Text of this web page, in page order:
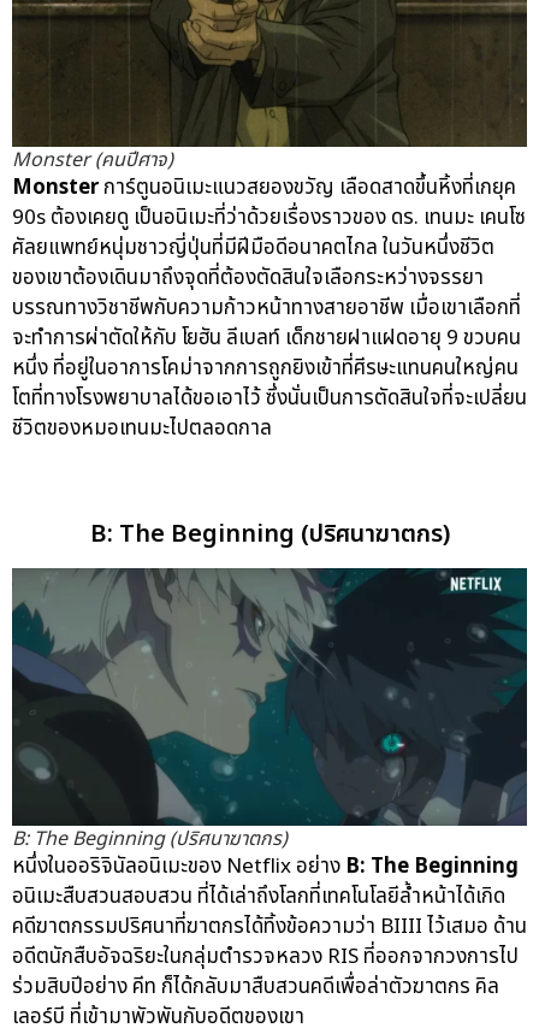
Monster (คนปีศาจ)
Monsterการ์ตูนอนิเมะแนวสยองขวัญ เลือดสาดขึ้นหิ้งที่เกยุค
90s ต้องเคยดู เป็นอนิเมะที่ว่าด้วยเรื่องราวของ ดร. เทนมะ เคนโซ
ศัลยแพทย์หนุ่มชาวญี่ปุ่นที่มีฝีมือดีอนาคตไกล ในวันหนึ่งชีวิต
ของเขาต้องเดินมาถึงจุดที่ต้องตัดสินใจเลือกระหว่างจรรยา
บรรณทางวิชาชีพกับความก้าวหน้าทางสายอาชีพ เมื่อเขาเลือกที่
จะทำการผ่าตัดให้กับ โยฮัน ลีเบลท์ เด็กชายฝาแฝดอายุ 9 ขวบคน
หนึ่ง ที่อยู่ในอาการโคม่าจากการถูกยิงเข้าที่ศีรษะแทนคนใหญ่คน
โตที่ทางโรงพยาบาลได้ขอเอาไว้ ซึ่งนั่นเป็นการตัดสินใจที่จะเปลี่ยน
ชีวิตของหมอเทนมะไปตลอดกาล
B: The Beginning (ปริศนาฆาตกร)
B: The Beginning (ปริศนาฆาตกร)
หนึ่งในออริจินัลอนิเมะของ Netflix อย่าง B: The Beginning
อนิเมะสืบสวนสอบสวน ที่ได้เล่าถึงโลกที่เทคโนโลยีล้ำหน้าได้เกิด
คดีฆาตกรรมปริศนาที่ฆาตกรได้ทิ้งข้อความว่า BIIII ไว้เสมอ ด้าน
อดีตนักสืบอัจฉริยะในกลุ่มตำรวจหลวง RIS ที่ออกจากวงการไป
ร่วมสิบปีอย่าง คีท ก็ได้กลับมาสืบสวนคดีเพื่อล่าตัวฆาตกร คิล
เลอร์บี ที่เข้ามาพัวพันกับอดีตของเขา